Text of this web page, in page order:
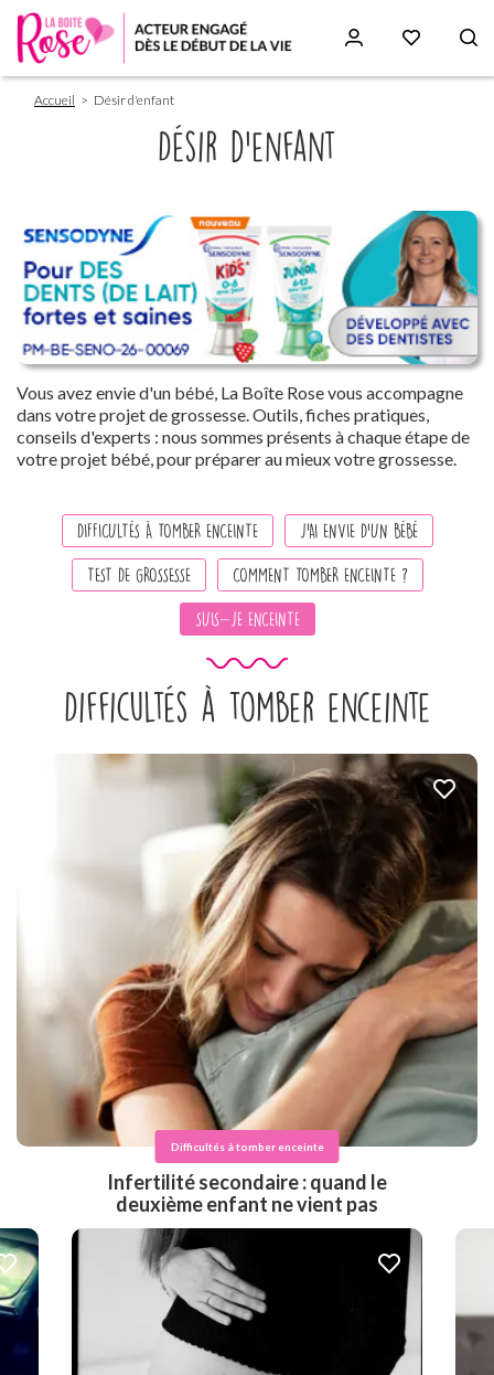
Fil
d'Ariane
Accueil Désir d'enfant
Désir d'enfant
Paragraphs
Vous avez envie d'un bébé, La Boîte Rose vous accompagne
dans votre projet de grossesse. Outils, fiches pratiques,
conseils d'experts : nous sommes présents à chaque étape de
votre projet bébé, pour préparer au mieux votre grossesse.
DIFFICULTÉS À TOMBER ENCEINTE J’AI ENVIE D’UN BÉBÉ
TEST DE GROSSESSE COMMENT TOMBER ENCEINTE ?
SUIS-JE ENCEINTE
Difficultés à tomber enceinte
Difficultés à tomber enceinte
Infertilité secondaire : quand le
deuxième enfant ne vient pas